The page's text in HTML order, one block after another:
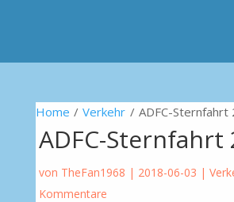
Home / Verkehr / ADFC-Sternfahrt
ADFC-Sternfahrt
von TheFan1968 | 2018-06-03 |
Kommentare